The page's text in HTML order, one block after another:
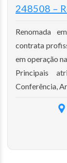
248508 –
Renomada
contrata
em operação
Principais
Conferência,